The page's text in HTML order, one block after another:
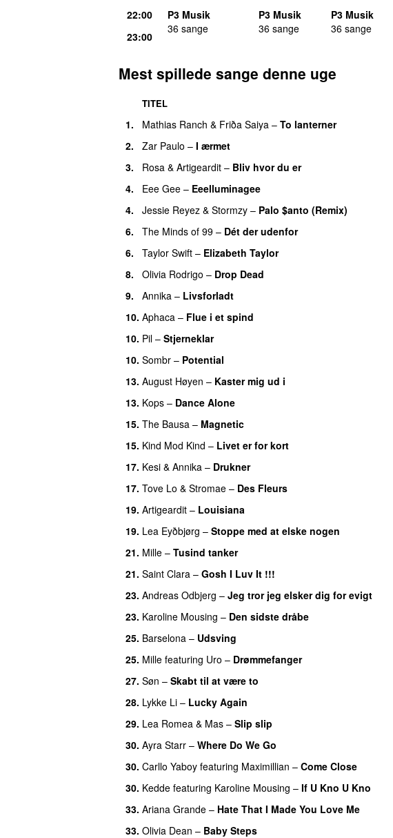
22:00
P3 Musik
36 sange
P3 Musik
36 sange
P3 Musik
36 sange
23:00
Mest spillede sange denne uge
TITEL
1. Mathias Ranch & Friða Saiya – To lanterner
2.
Zar Paulo – I ærmet
3.
Rosa & Artigeardit – Bliv hvor du er
4.
Eee Gee – Eeelluminagee
4.
Jessie Reyez & Stormzy – Palo $anto (Remix)
6.
The Minds of 99 – Dét der udenfor
6.
Taylor Swift – Elizabeth Taylor
8.
Olivia Rodrigo – Drop Dead
9.
Annika – Livsforladt
10. Aphaca – Flue i et spind
10. Pil – Stjerneklar
10. Sombr – Potential
13. August Høyen – Kaster mig ud i
13. Kops – Dance Alone
15. The Bausa – Magnetic
15. Kind Mod Kind – Livet er for kort
17. Kesi & Annika – Drukner
17. Tove Lo & Stromae – Des Fleurs
19. Artigeardit – Louisiana
19. Lea Eyðbjørg – Stoppe med at elske nogen
21. Mille – Tusind tanker
21. Saint Clara – Gosh I Luv It !!!
23. Andreas Odbjerg – Jeg tror jeg elsker dig for evigt
23. Karoline Mousing – Den sidste dråbe
25. Barselona – Udsving
25. Mille featuring Uro – Drømmefanger
27. Søn – Skabt til at være to
28. Lykke Li – Lucky Again
29. Lea Romea & Mas – Slip slip
30. Ayra Starr – Where Do We Go
30. Carllo Yaboy featuring Maximillian – Come Close
30. Kedde featuring Karoline Mousing – If U Kno U Kno
33. Ariana Grande – Hate That I Made You Love Me
33. Olivia Dean – Baby Steps